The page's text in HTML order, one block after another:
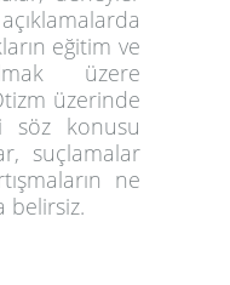
eğitim ve
üzere
üzerinde
söz konusu
suçlamalar
ne
belirsiz.